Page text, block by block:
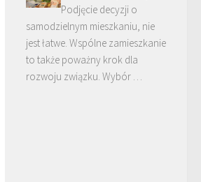
Podjęcie decyzji o
samodzielnym mieszkaniu, nie
jest łatwe. Wspólne zamieszkanie
to także poważny krok dla
rozwoju związku. Wybór …